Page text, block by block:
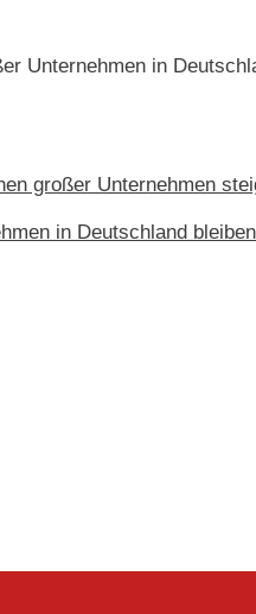
Unternehmen in
großer Unternehmen
in Deutschland